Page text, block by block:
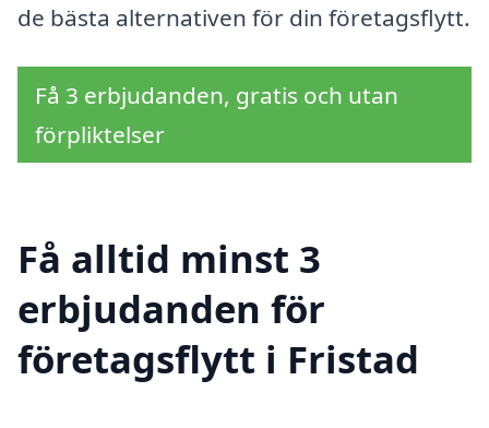
de bästa alternativen för din företagsflytt.
Få 3 erbjudanden, gratis och utan
förpliktelser
Få alltid minst 3
erbjudanden för
företagsflytt i Fristad